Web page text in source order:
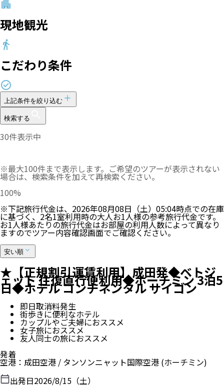
現地観光
こだわり条件
上記条件を絞り込む
検索する
30件表示中
※最大100件まで表示します。ご希望のツアーが表示されない
場合は、検索条件を加えて再検索ください。
100%
※下記旅行代金は、 2026年08月08日（土）05:04時点での在庫
に基づく、2名1室利用時の大人お1人様の参考旅行代金です。
お1人様あたりの旅行代金はお部屋の利用人数によって異なり
ますのでツアー内容確認画面でご確認ください。
安い順
★【正規割引運賃利用】成田発◆ベトジ
ェット 往復直行便利用◆ホーチミン 3泊5
日◆ホテル コンチネンタル サイゴン
即日取消料発生
街歩きに便利なホテル
カップルやご夫婦におススメ
女子旅におススメ
友人同士の旅におススメ
発着
空港 ： 成田空港 / タンソンニャット国際空港 (ホーチミン)
出発日2026/8/15（土）